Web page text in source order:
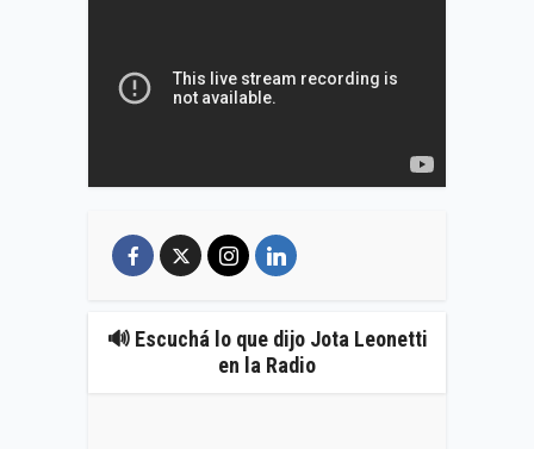
🔊 Escuchá lo que dijo Jota Leonetti
en la Radio